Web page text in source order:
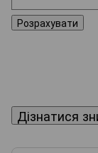
Розрахувати
Дізнатися